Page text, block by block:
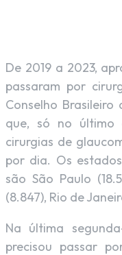
De 2019 a 2023,
passaram por
Conselho
que, só no último
cirurgias de
por dia. Os
são São Paulo
(8.847), Rio de
Na última
precisou passar